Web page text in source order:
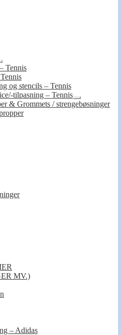
Tennis
og stencils – Tennis
tilpasning – Tennis
Udfold
undermenu
& Grommets / strengebøsninger
MV.)
– Adidas